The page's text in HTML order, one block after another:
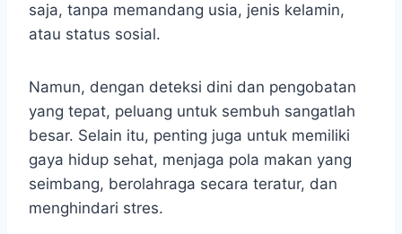
saja, tanpa memandang usia, jenis kelamin,
atau status sosial.
Namun, dengan deteksi dini dan pengobatan
yang tepat, peluang untuk sembuh sangatlah
besar. Selain itu, penting juga untuk memiliki
gaya hidup sehat, menjaga pola makan yang
seimbang, berolahraga secara teratur, dan
menghindari stres.